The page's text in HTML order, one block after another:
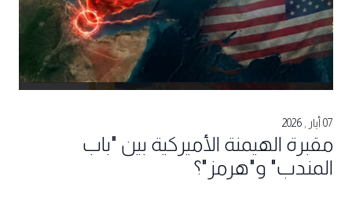
07 أيار , 2026
مقبرة الهيمنة الأميركية بين "باب
المندب" و"هرمز"؟